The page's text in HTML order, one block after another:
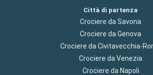
Città di partenza
Crociere da Savona
Crociere da Genova
Crociere da Civitavecchia-
Crociere da Venezia
Crociere da Napoli